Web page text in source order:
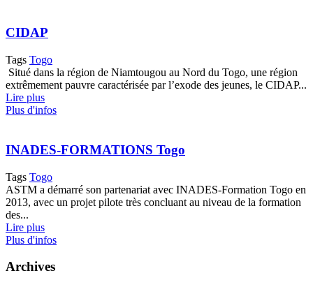
CIDAP
Tags Togo
Situé dans la région de Niamtougou au Nord du Togo, une région
extrêmement pauvre caractérisée par l’exode des jeunes, le CIDAP...
Lire plus
Plus d'infos
INADES-FORMATIONS Togo
Tags Togo
ASTM a démarré son partenariat avec INADES-Formation Togo en
2013, avec un projet pilote très concluant au niveau de la formation
des...
Lire plus
Plus d'infos
Archives